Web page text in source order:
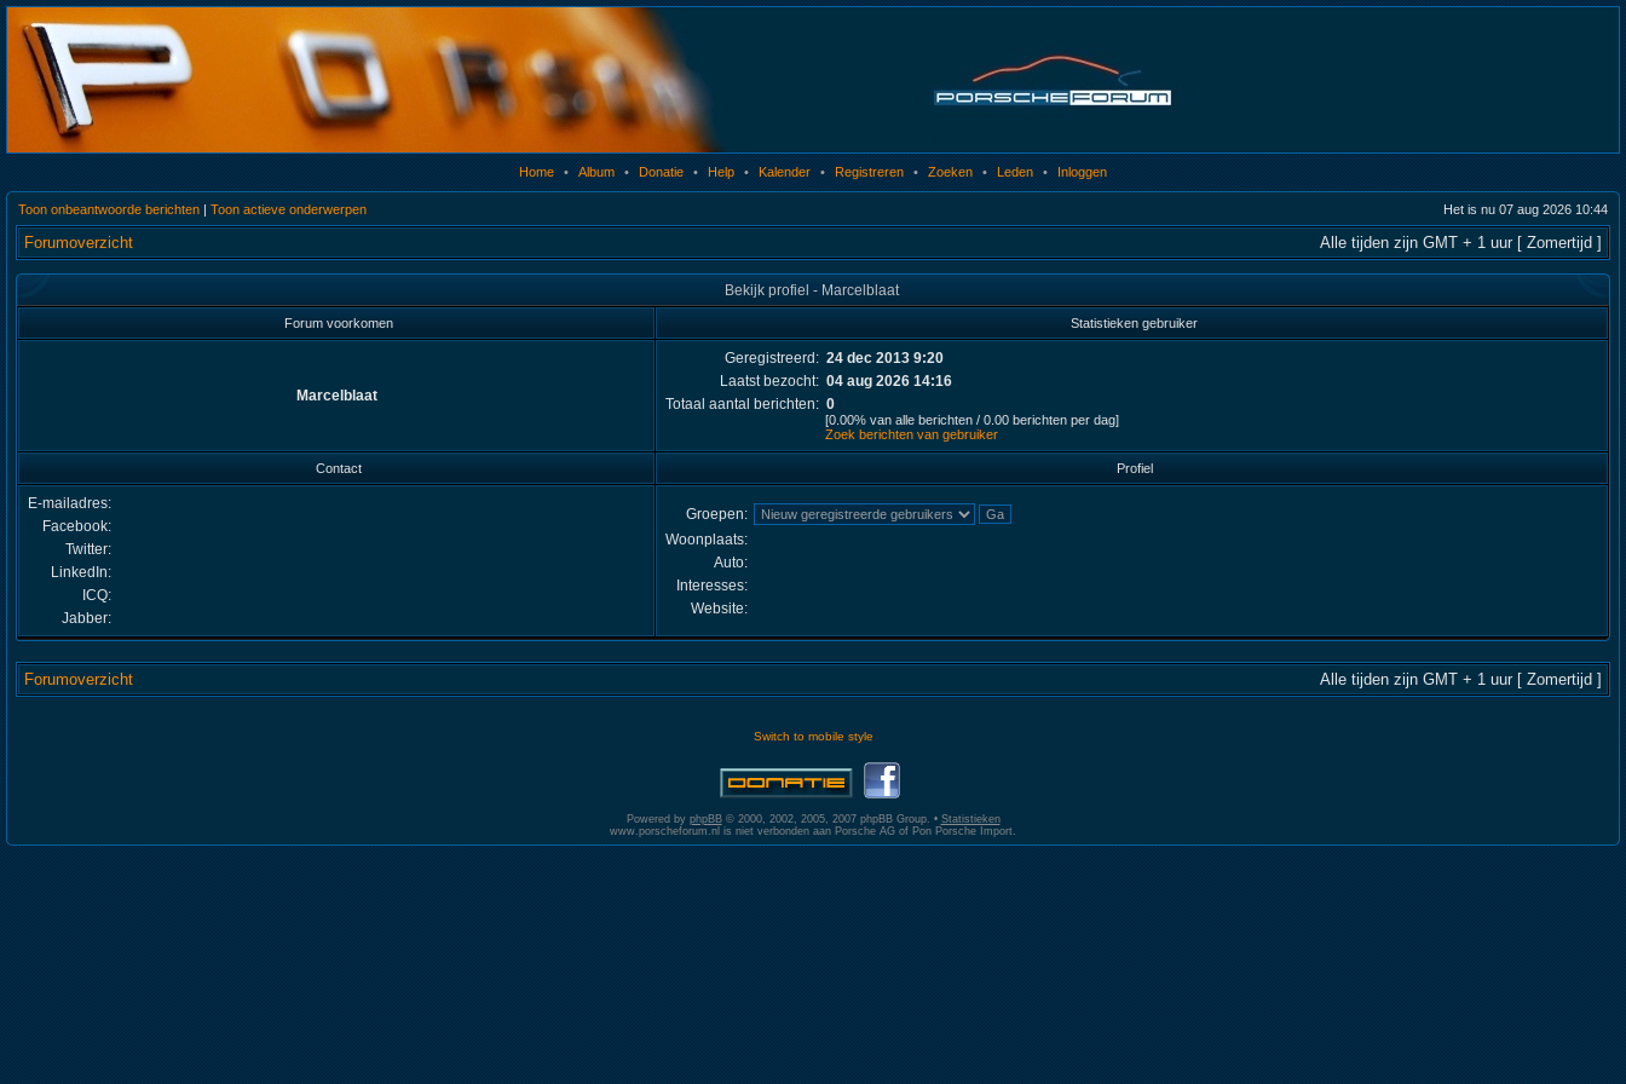
Home • Album • Donatie • Help • Kalender • Registreren • Zoeken • Leden • Inloggen
Toon onbeantwoorde berichten | Toon actieve onderwerpen Het is nu 07 aug 2026 10:44
Forumoverzicht Alle tijden zijn GMT + 1 uur [ Zomertijd ]
Bekijk profiel - Marcelblaat
Forum voorkomen Statistieken gebruiker
Marcelblaat
Geregistreerd: 24 dec 2013 9:20
Laatst bezocht: 04 aug 2026 14:16
Totaal aantal berichten: 0
[0.00% van alle berichten / 0.00 berichten per dag]
Zoek berichten van gebruiker
Contact Profiel
E-mailadres:
Facebook:
Twitter:
LinkedIn:
ICQ:
Jabber:
Groepen:
Woonplaats:
Auto:
Interesses:
Website:
Forumoverzicht Alle tijden zijn GMT + 1 uur [ Zomertijd ]
Switch to mobile style
Powered by phpBB© 2000, 2002, 2005, 2007 phpBB Group. • Statistieken
www.porscheforum.nl is niet verbonden aan Porsche AG of Pon Porsche Import.